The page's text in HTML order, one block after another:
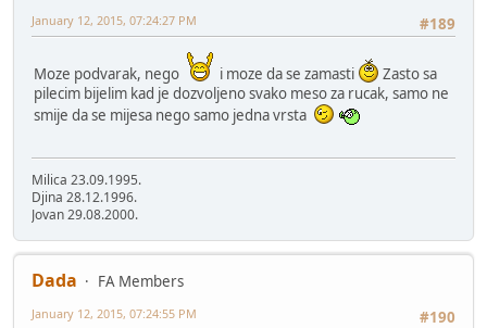
#189
January 12, 2015, 07:24:27 PM
Moze podvarak, nego i moze da se zamasti
Zasto sa
pilecim bijelim kad je dozvoljeno svako meso za rucak, samo ne
smije da se mijesa nego samo jedna vrsta
Milica 23.09.1995.
Djina 28.12.1996.
Jovan 29.08.2000.
Dada
FA Members
#190
January 12, 2015, 07:24:55 PM